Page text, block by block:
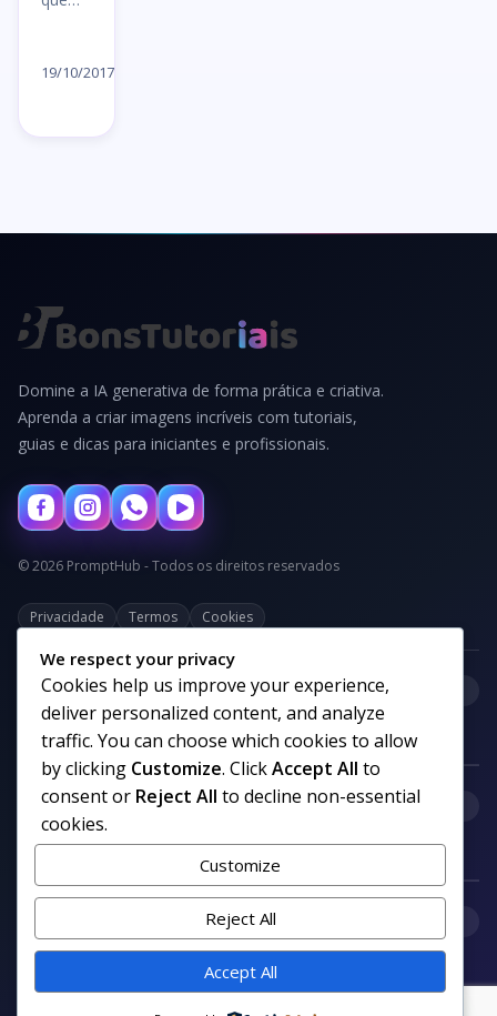
19/10/2017
Domine a IA generativa de forma prática e criativa.
Aprenda a criar imagens incríveis com tutoriais,
guias e dicas para iniciantes e profissionais.
© 2026 PromptHub - Todos os direitos reservados
Privacidade Termos Cookies
Categorias
Links uteis
We respect your privacy
Cookies help us improve your experience,
deliver personalized content, and analyze
traffic. You can choose which cookies to allow
by clicking Customize. ClickAccept All to
consent or Reject All to decline non-essential
cookies.
Customize
Reject All
Accept All